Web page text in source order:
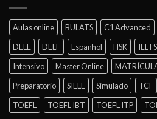
Aulas online BULATS C1 Advanced
DELE
DELF Espanhol HSK IELTS
Intensivo
Master Online
Preparatorio
SIELE Simulado TCF
TOEFL
TOEFL IBT TOEFL ITP